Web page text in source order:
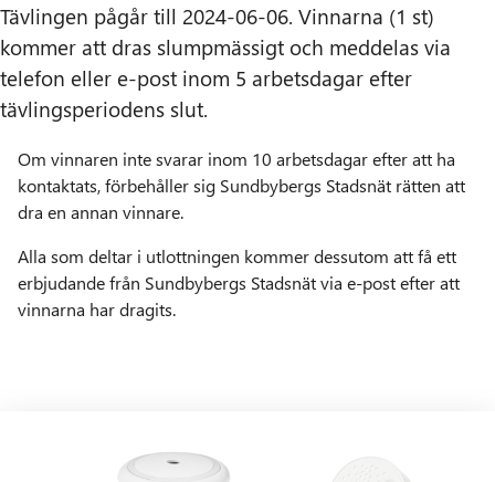
Tävlingen pågår till 2024-06-06. Vinnarna (1 st)
kommer att dras slumpmässigt och meddelas via
telefon eller e-post inom 5 arbetsdagar efter
tävlingsperiodens slut.
Om vinnaren inte svarar inom 10 arbetsdagar efter att ha
kontaktats, förbehåller sig Sundbybergs Stadsnät rätten att
dra en annan vinnare.
Alla som deltar i utlottningen kommer dessutom att få ett
erbjudande från Sundbybergs Stadsnät via e-post efter att
vinnarna har dragits.